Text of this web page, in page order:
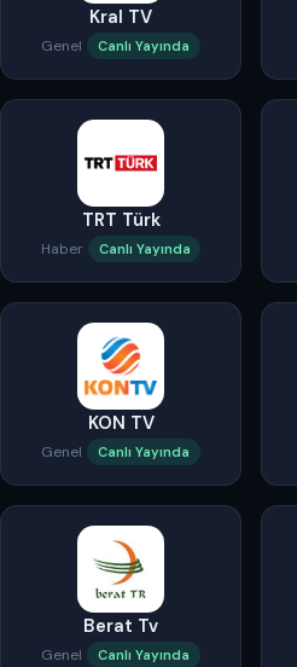
Kral TV
Genel Canlı Yayında
TRT Türk
Haber Canlı Yayında
KON TV
Genel Canlı Yayında
Berat Tv
Genel Canlı Yayında